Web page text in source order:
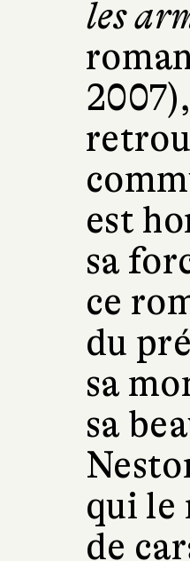
les
est
sa
ce
du
sa
sa
qui le
de